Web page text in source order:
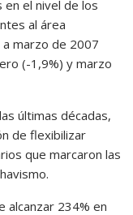
en el nivel de los
al área
marzo de 2007
(-1,9%) y marzo
últimas décadas,
de flexibilizar
que marcaron las
alcanzar 234% en